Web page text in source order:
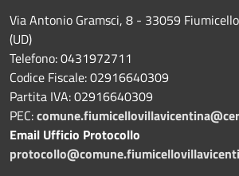
Via Antonio Gramsci, 8 - 33059
(UD)
Telefono: 0431972711
Codice Fiscale: 02916640309
Partita IVA: 02916640309
PEC:
Email Ufficio Protocollo